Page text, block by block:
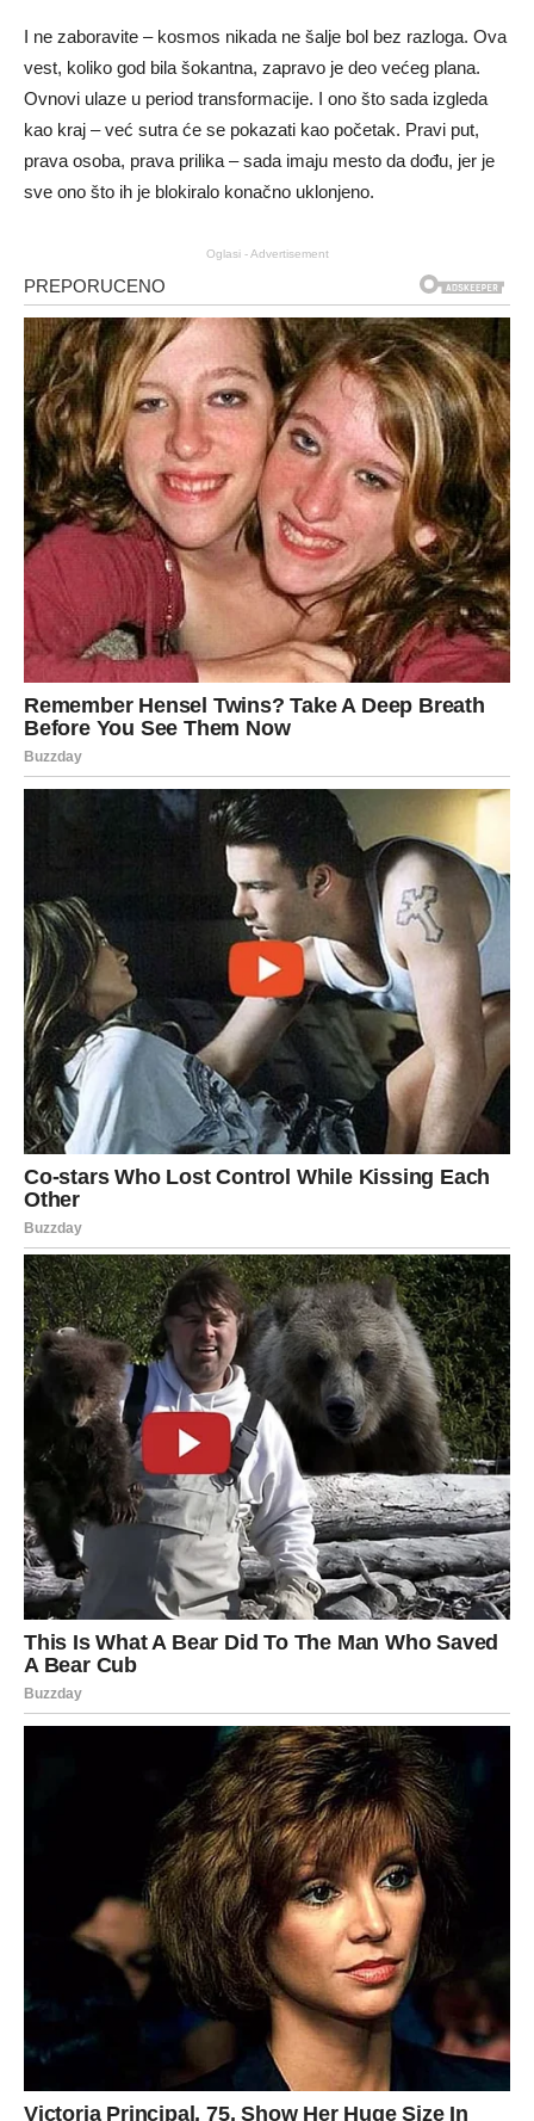
I ne zaboravite – kosmos nikada ne šalje bol bez razloga. Ova
vest, koliko god bila šokantna, zapravo je deo većeg plana.
Ovnovi ulaze u period transformacije. I ono što sada izgleda
kao kraj – već sutra će se pokazati kao početak. Pravi put,
prava osoba, prava prilika – sada imaju mesto da dođu, jer je
sve ono što ih je blokiralo konačno uklonjeno.
Oglasi - Advertisement